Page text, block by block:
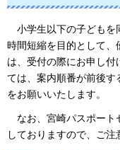
小学生以下の子どもを
時間短縮を目的として
は、受付の際にお申し付
ては、案内順番が前後す
をお願いいたします。
なお、宮崎パスポー
しておりますので、ご注